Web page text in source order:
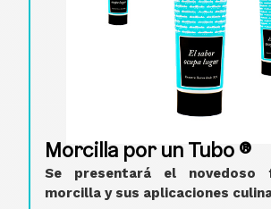
Morcilla por un Tubo ®
Se presentará el novedoso
morcilla y sus aplicaciones